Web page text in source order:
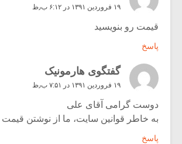
۱۹ فروردین ۱۳۹۱ در ۶:۱۲ ب٫ظ
قیمت رو بنویسید
پاسخ
گفتگوی هارمونیک
۱۹ فروردین ۱۳۹۱ در ۷:۵۱ ب٫ظ
دوست گرامی آقای علی
به خاطر قوانین سایت، ما از نوشتن قیمت
پاسخ